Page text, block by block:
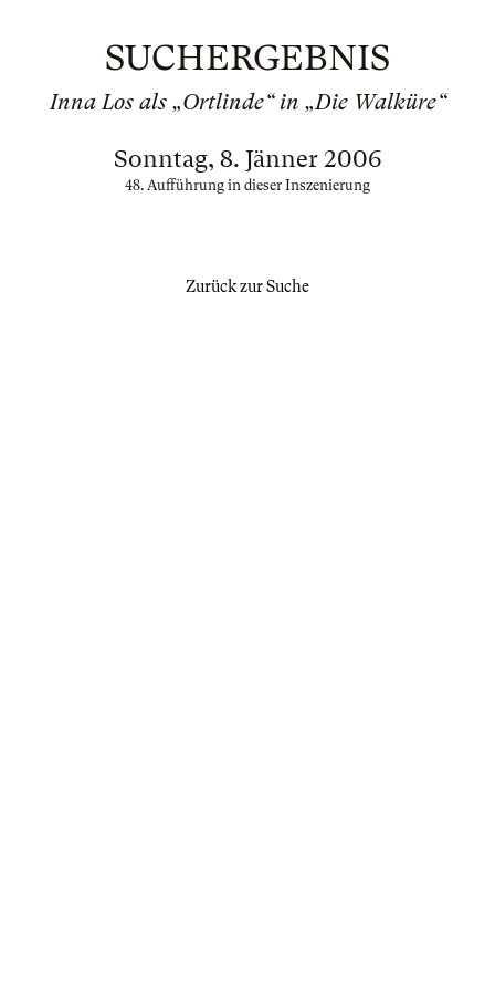
SUCHERGEBNIS
Inna Los als „Ortlinde“ in „Die Walküre“
Sonntag, 8. Jänner 2006
48. Aufführung in dieser Inszenierung
Zurück zur Suche